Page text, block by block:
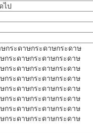
ไป
กระดาษกระดาษกระดาษ
กระดาษกระดาษกระดาษ
กระดาษกระดาษกระดาษ
กระดาษกระดาษกระดาษ
กระดาษกระดาษกระดาษ
กระดาษกระดาษกระดาษ
กระดาษกระดาษกระดาษ
กระดาษกระดาษกระดาษ